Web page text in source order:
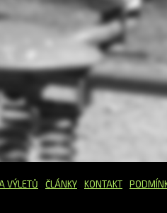
VÝLETŮ ČLÁNKY KONTAKT